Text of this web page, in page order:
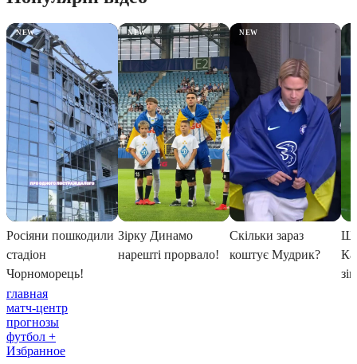
главная
матч-центр
прогнозы
футбол +
Избранное